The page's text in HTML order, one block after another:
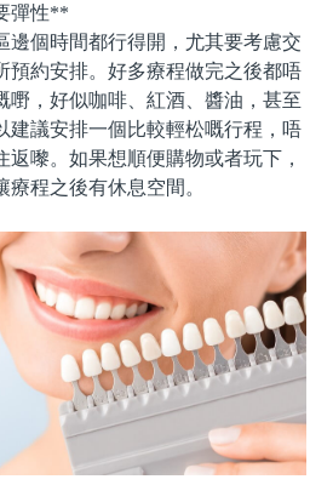
彈性**
個時間都行得開，尤其要考慮交
預約安排。好多療程做完之後都唔
嘢，好似咖啡、紅酒、醬油，甚至
建議安排一個比較輕松嘅行程，唔
返嚟。如果想順便購物或者玩下，
程之後有休息空間。